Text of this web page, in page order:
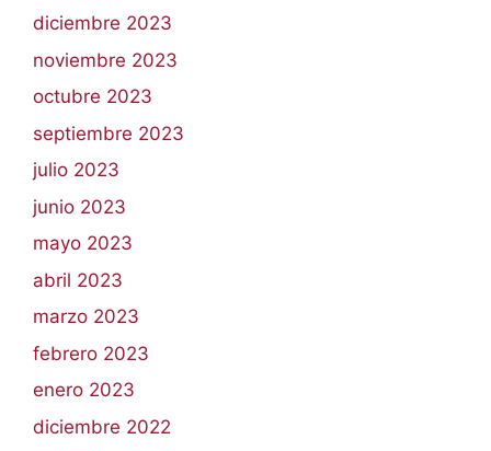
diciembre 2023
noviembre 2023
octubre 2023
septiembre 2023
julio 2023
junio 2023
mayo 2023
abril 2023
marzo 2023
febrero 2023
enero 2023
diciembre 2022